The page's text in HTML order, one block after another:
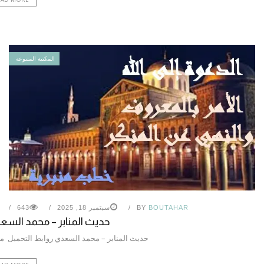
المكتبة المتنوعة
BY BOUTAHAR سبتمبر 18, 2025 643
حديث المنابر – محمد
حديث المنابر – محمد السعدي روابط التحميل